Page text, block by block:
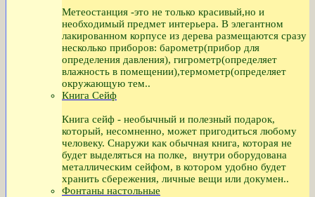
Метеостанция -это не только красивый,но и
необходимый предмет интерьера. В элегантном
лакированном корпусе из дерева размещаются сразу
несколько приборов: барометр(прибор для
определения давления), гигрометр(определяет
влажность в помещении),термометр(определяет
окружающую тем..
Книга Сейф
Книга сейф - необычный и полезный подарок,
который, несомненно, может пригодиться любому
человеку. Снаружи как обычная книга, которая не
будет выделяться на полке, внутри оборудована
металлическим сейфом, в котором удобно будет
хранить сбережения, личные вещи или докумен..
Фонтаны настольные